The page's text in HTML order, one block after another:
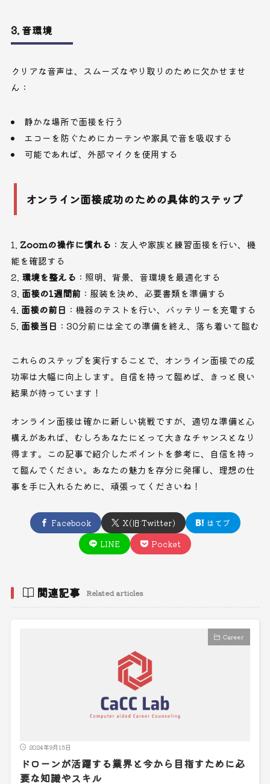
3. 音環境
クリアな音声は、スムーズなやり取りのために欠かせませ
ん：
静かな場所で面接を行う
エコーを防ぐためにカーテンや家具で音を吸収する
可能であれば、外部マイクを使用する
オンライン面接成功のための具体的ステップ
Zoomの操作に慣れる ：友人や家族と練習面接を行い、機
能を確認する
環境を整える ：照明、背景、音環境を最適化する
面接の1週間前：服装を決め、必要書類を準備する
面接の前日 ：機器のテストを行い、バッテリーを充電する
面接当日 ：30分前には全ての準備を終え、落ち着いて臨む
これらのステップを実行することで、オンライン面接での成
功率は大幅に向上します。自信を持って臨めば、きっと良い
結果が待っています！
オンライン面接は確かに新しい挑戦ですが、適切な準備と心
構えがあれば、むしろあなたにとって大きなチャンスとなり
得ます。この記事で紹介したポイントを参考に、自信を持っ
て臨んでください。あなたの魅力を存分に発揮し、理想の仕
事を手に入れるために、頑張ってくださいね！
Facebook X(旧:Twitter)
はてブ
LINE
Pocket
関連記事 Related articles
Career
2024年9月15日
ドローンが活躍する業界と今から目指すために必
要な知識やスキル